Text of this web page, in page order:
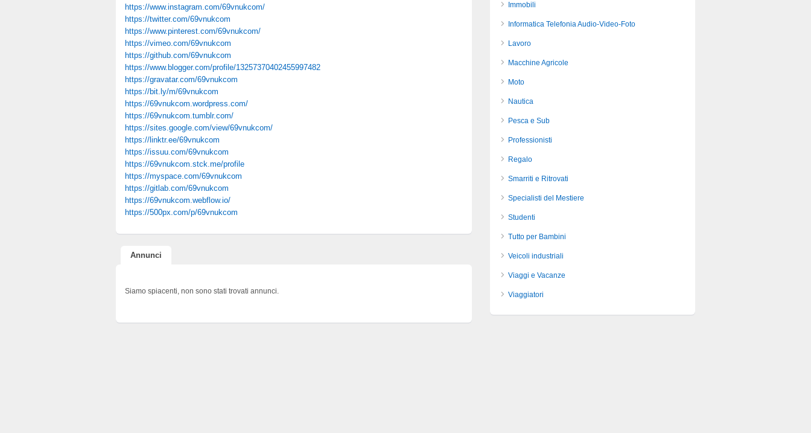
https://www.instagram.com/69vnukcom/
https://twitter.com/69vnukcom
https://www.pinterest.com/69vnukcom/
https://vimeo.com/69vnukcom
https://github.com/69vnukcom
https://www.blogger.com/profile/13257370402455997482
https://gravatar.com/69vnukcom
https://bit.ly/m/69vnukcom
https://69vnukcom.wordpress.com/
https://69vnukcom.tumblr.com/
https://sites.google.com/view/69vnukcom/
https://linktr.ee/69vnukcom
https://issuu.com/69vnukcom
https://69vnukcom.stck.me/profile
https://myspace.com/69vnukcom
https://gitlab.com/69vnukcom
https://69vnukcom.webflow.io/
https://500px.com/p/69vnukcom
Annunci
Siamo spiacenti, non sono stati trovati annunci.
Immobili
Informatica Telefonia Audio-Video-Foto
Lavoro
Macchine Agricole
Moto
Nautica
Pesca e Sub
Professionisti
Regalo
Smarriti e Ritrovati
Specialisti del Mestiere
Studenti
Tutto per Bambini
Veicoli industriali
Viaggi e Vacanze
Viaggiatori